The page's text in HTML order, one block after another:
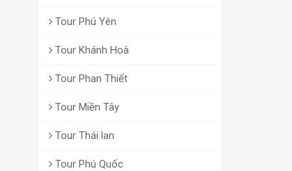
Tour Phú Yên
Tour Khánh Hoà
Tour Phan Thiết
Tour Miền Tây
Tour Thái lan
Tour Phú Quốc